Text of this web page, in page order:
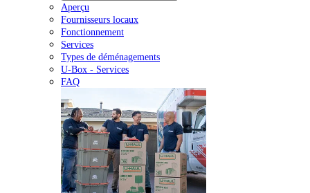
Aperçu
Fournisseurs locaux
Fonctionnement
Services
Types de déménagements
U-Box - Services
FAQ